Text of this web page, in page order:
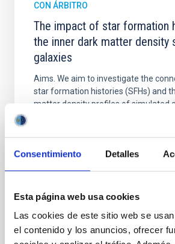
Consentimiento Detalles
Esta página web usa cookies
Las cookies de este sitio web se
el contenido y los anuncios, ofrecer
CON ÁRBITRO
The impact of star formation
the inner dark matter density
galaxies
Aims. We aim to investigate the
star formation histories (SFHs) and
matter density profiles of simulated
particular, we tested whether the
temporal distribution of star
Methods. We homogeneously
Fecha de publicación: 6
BIBCODE